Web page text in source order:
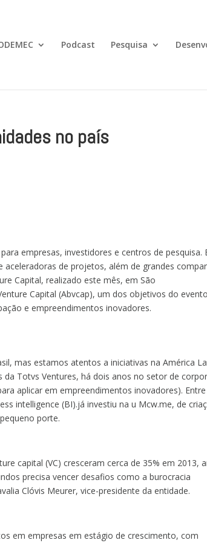
Podcast Pesquisa
no país
empresas, investidores e centros de pesquisa.
de projetos, além de grandes
Capital, realizado este mês, em São
Capital (Abvcap), um dos objetivos do
e empreendimentos inovadores.
mas estamos atentos a iniciativas na América
da Totvs Ventures, há dois anos no setor de
aplicar em empreendimentos inovadores).
intelligence (BI).já investiu na u Mcw.me, de
porte.
capital (VC) cresceram cerca de 35% em 2013,
precisa vencer desafios como a burocracia
Clóvis Meurer, vice-presidente da entidade.
em empresas em estágio de crescimento, com